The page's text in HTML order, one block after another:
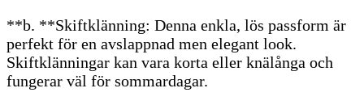
**b. **Skiftklänning: Denna enkla, lös passform är
perfekt för en avslappnad men elegant look.
Skiftklänningar kan vara korta eller knälånga och
fungerar väl för sommardagar.